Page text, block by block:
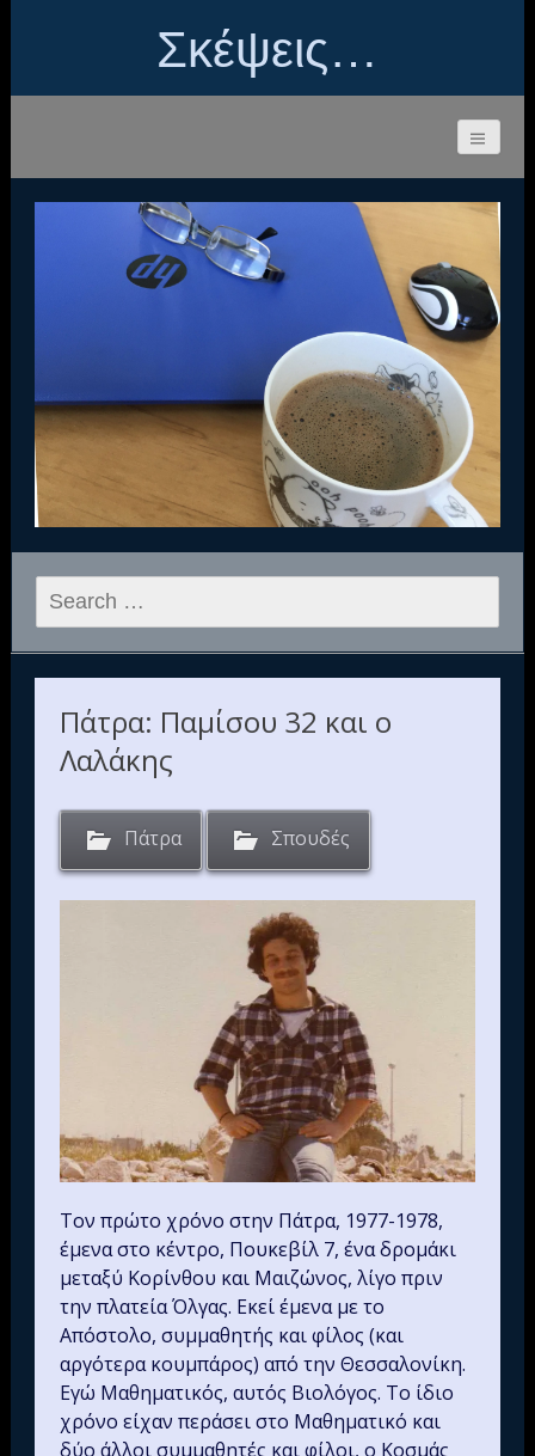
Σκέψεις…
Search
for:
Πάτρα: Παμίσου 32 και ο
Λαλάκης
Πάτρα Σπουδές
Τον πρώτο χρόνο στην Πάτρα, 1977-1978,
έμενα στο κέντρο, Πουκεβίλ 7, ένα δρομάκι
μεταξύ Κορίνθου και Μαιζώνος, λίγο πριν
την πλατεία Όλγας. Εκεί έμενα με το
Απόστολο, συμμαθητής και φίλος (και
αργότερα κουμπάρος) από την Θεσσαλονίκη.
Εγώ Μαθηματικός, αυτός Βιολόγος. Το ίδιο
χρόνο είχαν περάσει στο Μαθηματικό και
δύο άλλοι συμμαθητές και φίλοι, ο Κοσμάς